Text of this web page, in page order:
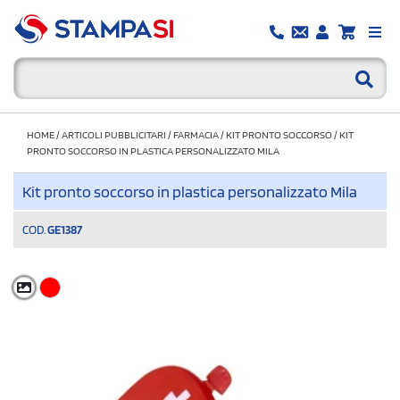
HOME/ARTICOLI PUBBLICITARI /FARMACIA/KIT PRONTO SOCCORSO/KIT
PRONTO SOCCORSO IN PLASTICA PERSONALIZZATO MILA
Kit pronto soccorso in plastica personalizzato Mila
COD. GE1387